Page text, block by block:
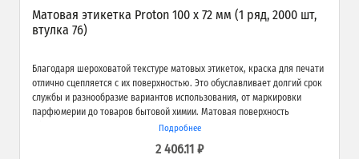
Матовая этикетка Proton 100 х 72 мм (1 ряд, 2000 шт,
втулка 76)
Благодаря шероховатой текстуре матовых этикеток, краска для печати
отлично сцепляется с их поверхностью. Это обуславливает долгий срок
службы и разнообразие вариантов использования, от маркировки
парфюмерии до товаров бытовой химии. Матовая поверхность
обеспечивает превосходное качество печати и широкие возможности
Подробнее
2 406.11 ₽